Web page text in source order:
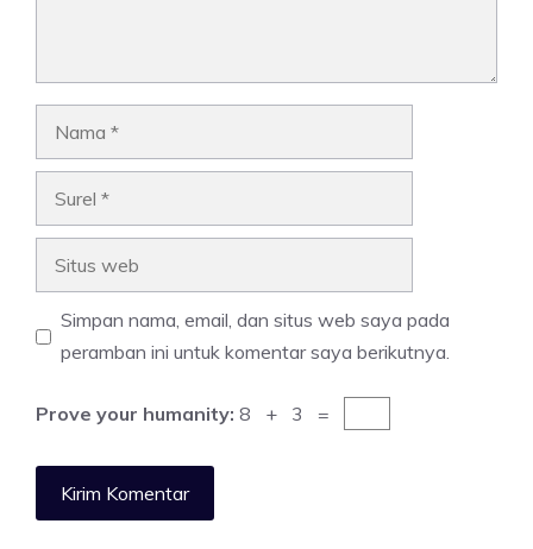
Simpan nama, email, dan situs web saya pada
peramban ini untuk komentar saya berikutnya.
Prove your humanity: 8 + 3 =